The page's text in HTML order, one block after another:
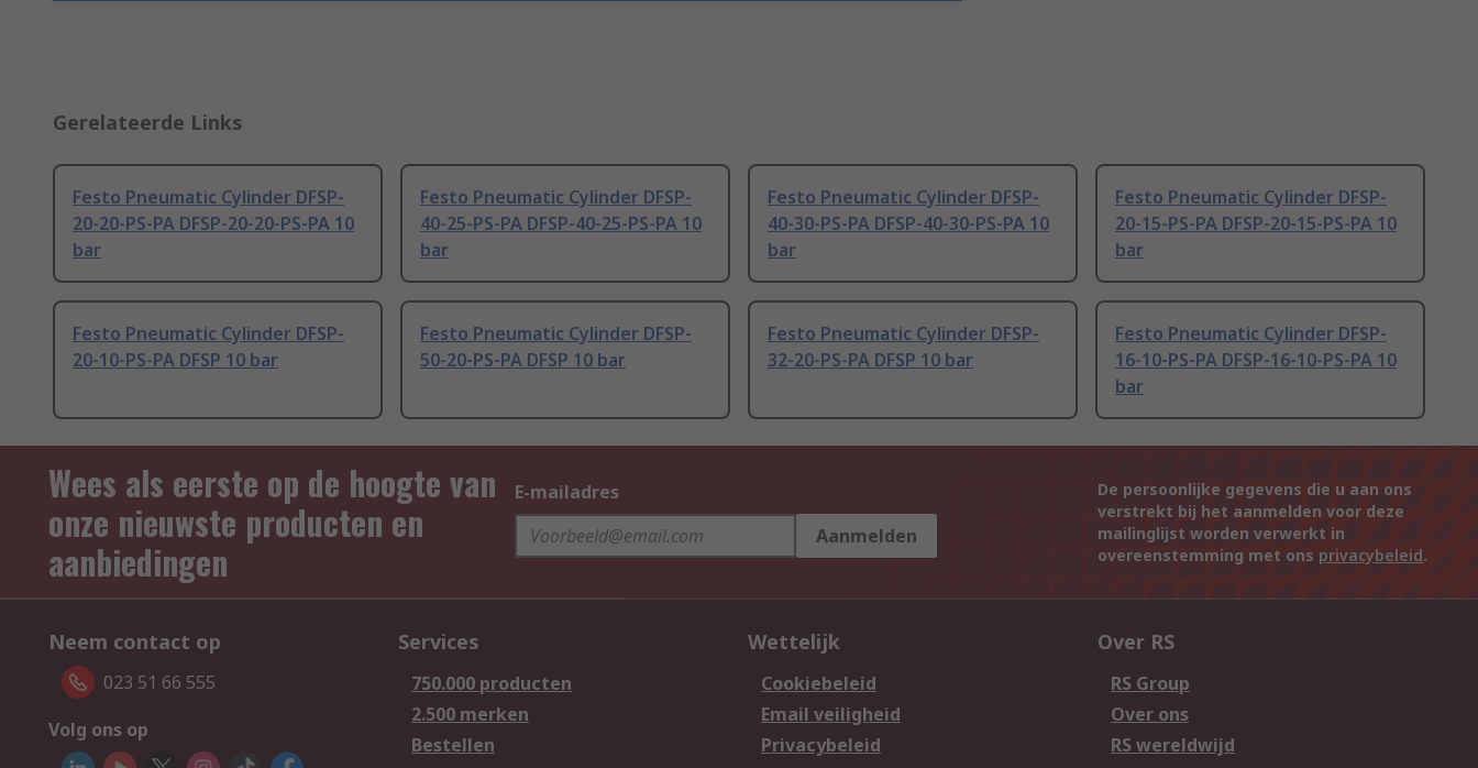
Gerelateerde Links
Festo Pneumatic Cylinder DFSP-
20-20-PS-PA DFSP-20-20-PS-PA 10
bar
Festo Pneumatic Cylinder DFSP-
40-25-PS-PA DFSP-40-25-PS-PA 10
bar
Festo Pneumatic Cylinder DFSP-
40-30-PS-PA DFSP-40-30-PS-PA 10
bar
Festo Pneumatic Cylinder DFSP-
20-15-PS-PA DFSP-20-15-PS-PA 10
bar
Festo Pneumatic Cylinder DFSP-
20-10-PS-PA DFSP 10 bar
Festo Pneumatic Cylinder DFSP-
50-20-PS-PA DFSP 10 bar
Festo Pneumatic Cylinder DFSP-
32-20-PS-PA DFSP 10 bar
Festo Pneumatic Cylinder DFSP-
16-10-PS-PA DFSP-16-10-PS-PA 10
bar
Wees als eerste op de hoogte van
onze nieuwste producten en
aanbiedingen
E-mailadres
Aanmelden
De persoonlijke gegevens die u aan ons
verstrekt bij het aanmelden voor deze
mailinglijst worden verwerkt in
overeenstemming met ons privacybeleid.
Neem contact op
023 51 66 555
Volg ons op
Services
750.000 producten
2.500 merken
Bestellen
Wettelijk
Cookiebeleid
Email veiligheid
Privacybeleid
Over RS
RS Group
Over ons
RS wereldwijd